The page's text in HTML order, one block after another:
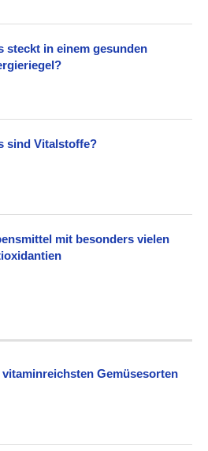
steckt in einem gesunden
sind Vitalstoffe?
mit besonders vielen
vitaminreichsten Gemüsesorten